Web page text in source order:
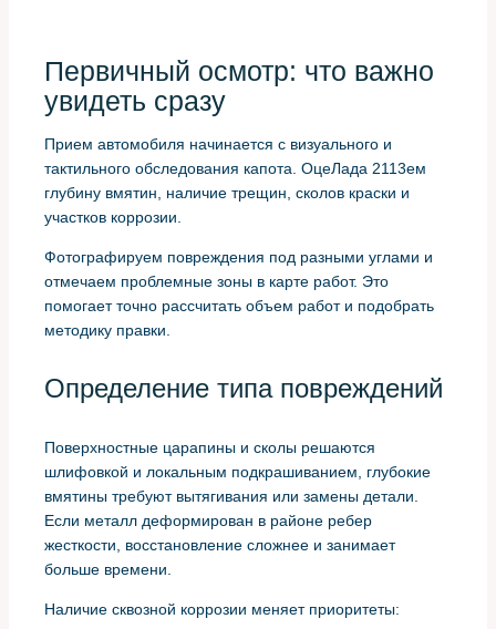
Первичный осмотр: что важно
увидеть сразу
Прием автомобиля начинается с визуального и
тактильного обследования капота. ОцеЛада 2113ем
глубину вмятин, наличие трещин, сколов краски и
участков коррозии.
Фотографируем повреждения под разными углами и
отмечаем проблемные зоны в карте работ. Это
помогает точно рассчитать объем работ и подобрать
методику правки.
Определение типа повреждений
Поверхностные царапины и сколы решаются
шлифовкой и локальным подкрашиванием, глубокие
вмятины требуют вытягивания или замены детали.
Если металл деформирован в районе ребер
жесткости, восстановление сложнее и занимает
больше времени.
Наличие сквозной коррозии меняет приоритеты: